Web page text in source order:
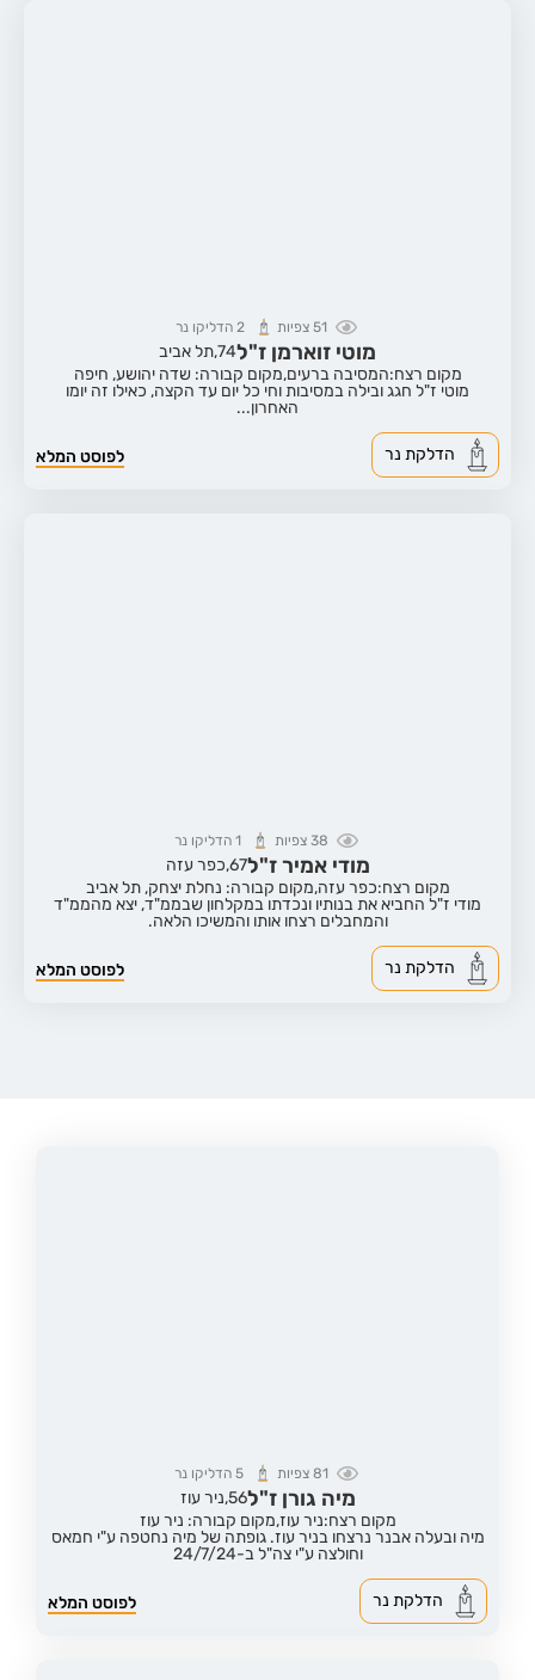
51 צפיות 2 הדליקו נר
מוטי זוארמן ז"ל74,תל אביב
מקום רצח:המסיבה ברעים,מקום קבורה: שדה יהושע, חיפה
מוטי ז"ל חגג ובילה במסיבות וחי כל יום עד הקצה, כאילו זה יומו
האחרון...
לפוסט המלא הדלקת נר
38 צפיות 1 הדליקו נר
מודי אמיר ז"ל67, כפר עזה
מקום רצח:כפר עזה,מקום קבורה: נחלת יצחק, תל אביב
מודי ז"ל החביא את בנותיו ונכדתו במקלחון שבממ"ד, יצא מהממ"ד
והמחבלים רצחו אותו והמשיכו הלאה.
לפוסט המלא הדלקת נר
81 צפיות 5הדליקו נר
מיה גורן ז"ל56, ניר עוז
מקום רצח:ניר עוז,מקום קבורה: ניר עוז
מיה ובעלה אבנר נרצחו בניר עוז. גופתה של מיה נחטפה ע"י חמאס
וחולצה ע"י צה"ל ב-24/7/24
לפוסט המלא הדלקת נר